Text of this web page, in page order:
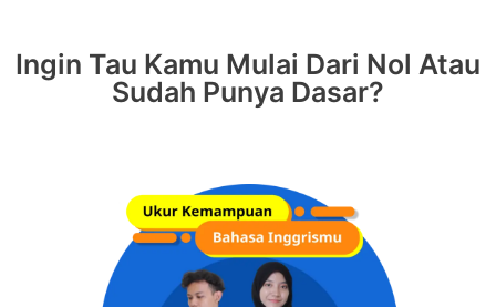
Ingin Tau Kamu Mulai Dari Nol Atau
Sudah Punya Dasar?